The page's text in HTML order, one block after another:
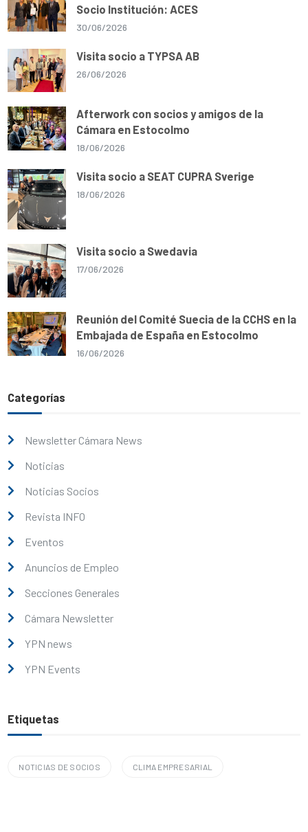
Socio Institución: ACES
30/06/2026
Visita socio a TYPSA AB
26/06/2026
Afterwork con socios y amigos de la
Cámara en Estocolmo
18/06/2026
Visita socio a SEAT CUPRA Sverige
18/06/2026
Visita socio a Swedavia
17/06/2026
Reunión del Comité Suecia de la CCHS en la
Embajada de España en Estocolmo
16/06/2026
Categorías
Newsletter Cámara News
Noticias
Noticias Socios
Revista INFO
Eventos
Anuncios de Empleo
Secciones Generales
Cámara Newsletter
YPN news
YPN Events
Etiquetas
NOTICIAS DE SOCIOS CLIMA EMPRESARIAL